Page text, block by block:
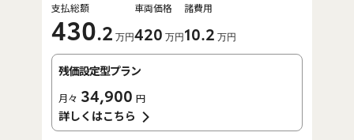
支払総額
430.2 万円
車両価格
420 万円
諸費用
10.2 万円
残価設定型プラン
月々 34,900 円
詳しくはこちら